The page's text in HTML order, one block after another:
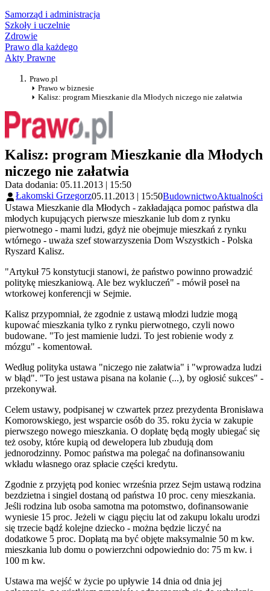
Samorząd i administracja
Szkoły i uczelnie
Zdrowie
Prawo dla każdego
Akty Prawne
Prawo.pl
Prawo w biznesie
Kalisz: program Mieszkanie dla Młodych niczego nie załatwia
Kalisz: program Mieszkanie dla Młodych
niczego nie załatwia
Data dodania: 05.11.2013 | 15:50
Łakomski Grzegorz05.11.2013 | 15:50BudownictwoAktualności
Ustawa Mieszkanie dla Młodych - zakładająca pomoc państwa dla
młodych kupujących pierwsze mieszkanie lub dom z rynku
pierwotnego - mami ludzi, gdyż nie obejmuje mieszkań z rynku
wtórnego - uważa szef stowarzyszenia Dom Wszystkich - Polska
Ryszard Kalisz.
"Artykuł 75 konstytucji stanowi, że państwo powinno prowadzić
politykę mieszkaniową. Ale bez wykluczeń" - mówił poseł na
wtorkowej konferencji w Sejmie.
Kalisz przypomniał, że zgodnie z ustawą młodzi ludzie mogą
kupować mieszkania tylko z rynku pierwotnego, czyli nowo
budowane. "To jest mamienie ludzi. To jest robienie wody z
mózgu" - komentował.
Według polityka ustawa "niczego nie załatwia" i "wprowadza ludzi
w błąd". "To jest ustawa pisana na kolanie (...), by ogłosić sukces" -
przekonywał.
Celem ustawy, podpisanej w czwartek przez prezydenta Bronisława
Komorowskiego, jest wsparcie osób do 35. roku życia w zakupie
pierwszego nowego mieszkania. O dopłatę będą mogły ubiegać się
też osoby, które kupią od dewelopera lub zbudują dom
jednorodzinny. Pomoc państwa ma polegać na dofinansowaniu
wkładu własnego oraz spłacie części kredytu.
Zgodnie z przyjętą pod koniec września przez Sejm ustawą rodzina
bezdzietna i singiel dostaną od państwa 10 proc. ceny mieszkania.
Jeśli rodzina lub osoba samotna ma potomstwo, dofinansowanie
wyniesie 15 proc. Jeżeli w ciągu pięciu lat od zakupu lokalu urodzi
się trzecie bądź kolejne dziecko - można będzie liczyć na
dodatkowe 5 proc. Dopłatą ma być objęte maksymalnie 50 m kw.
mieszkania lub domu o powierzchni odpowiednio do: 75 m kw. i
100 m kw.
Ustawa ma wejść w życie po upływie 14 dnia od dnia jej